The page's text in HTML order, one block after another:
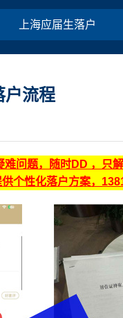
上海应届生落户
户流程
问题，随时DD ，只
个性化落户方案，